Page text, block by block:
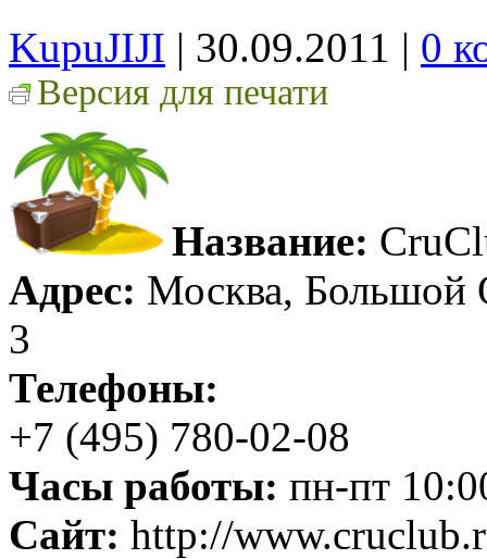
KupuJIJI | 30.09.2011 | 0
Версия для печати
Название:
Адрес: Москва, Большой
3
Телефоны:
+7 (495) 780-02-08
Часы работы: пн-пт
Сайт: http://